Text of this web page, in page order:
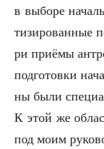
в выбо­ре
ти­зи­ро­ван­ные
ри при­ё­мы
под­го­тов­ки
ны были
К этой же
под моим